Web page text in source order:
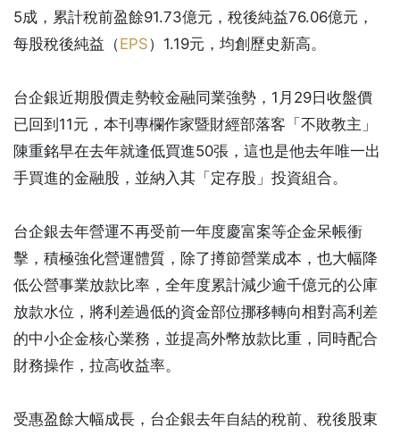
5成，累計稅前盈餘91.73億元，稅後純益76.06億元，
每股稅後純益（EPS）1.19元，均創歷史新高。
台企銀近期股價走勢較金融同業強勢，1月29日收盤價
已回到11元，本刊專欄作家暨財經部落客「不敗教主」
陳重銘早在去年就逢低買進50張，這也是他去年唯一出
手買進的金融股，並納入其「定存股」投資組合。
台企銀去年營運不再受前一年度慶富案等企金呆帳衝
擊，積極強化營運體質，除了撙節營業成本，也大幅降
低公營事業放款比率，全年度累計減少逾千億元的公庫
放款水位，將利差過低的資金部位挪移轉向相對高利差
的中小企金核心業務，並提高外幣放款比重，同時配合
財務操作，拉高收益率。
受惠盈餘大幅成長，台企銀去年自結的稅前、稅後股東